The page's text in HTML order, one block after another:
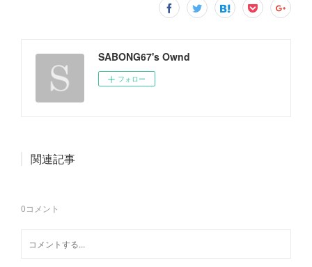
SABONG67's Ownd
フォロー
関連記事
0コメント